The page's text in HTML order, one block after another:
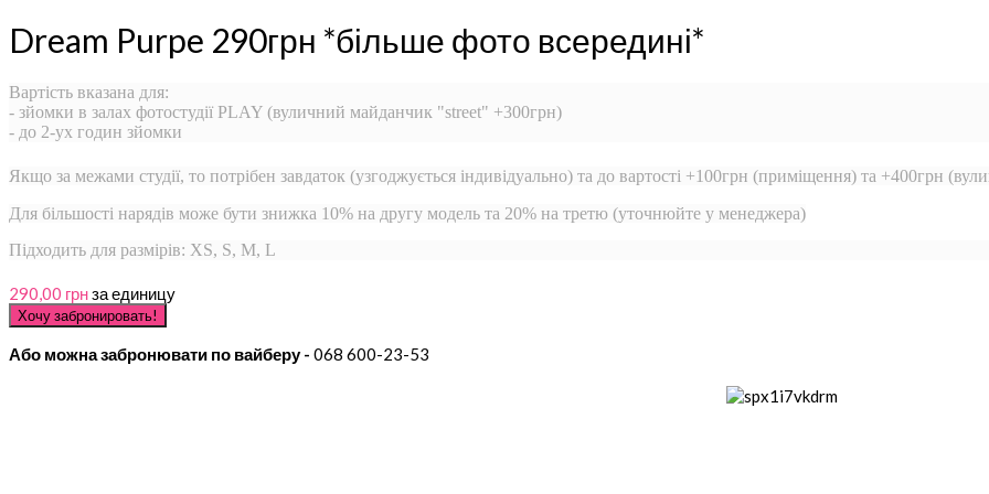
Dream Purpe 290грн *більше фото всередині*
Вартість вказана для:
- зйомки в залах фотостудії PLAY (вуличний майданчик "street" +300грн)
- до 2-ух годин зйомки
Якщо за межами студії, то потрібен завдаток (узгоджується індивідуально) та до вартості +100грн (приміщення) та +400грн
Для більшості нарядів може бути знижка 10% на другу модель та 20% на третю (уточнюйте у менеджера)
Підходить для размірів: XS, S, M, L
290,00 грнза единицу
Або можна забронювати по вайберу - 068 600-23-53